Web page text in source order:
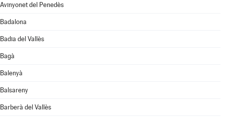
Avinyonet del Penedès
Badalona
Badia del Vallès
Bagà
Balenyà
Balsareny
Barberà del Vallès